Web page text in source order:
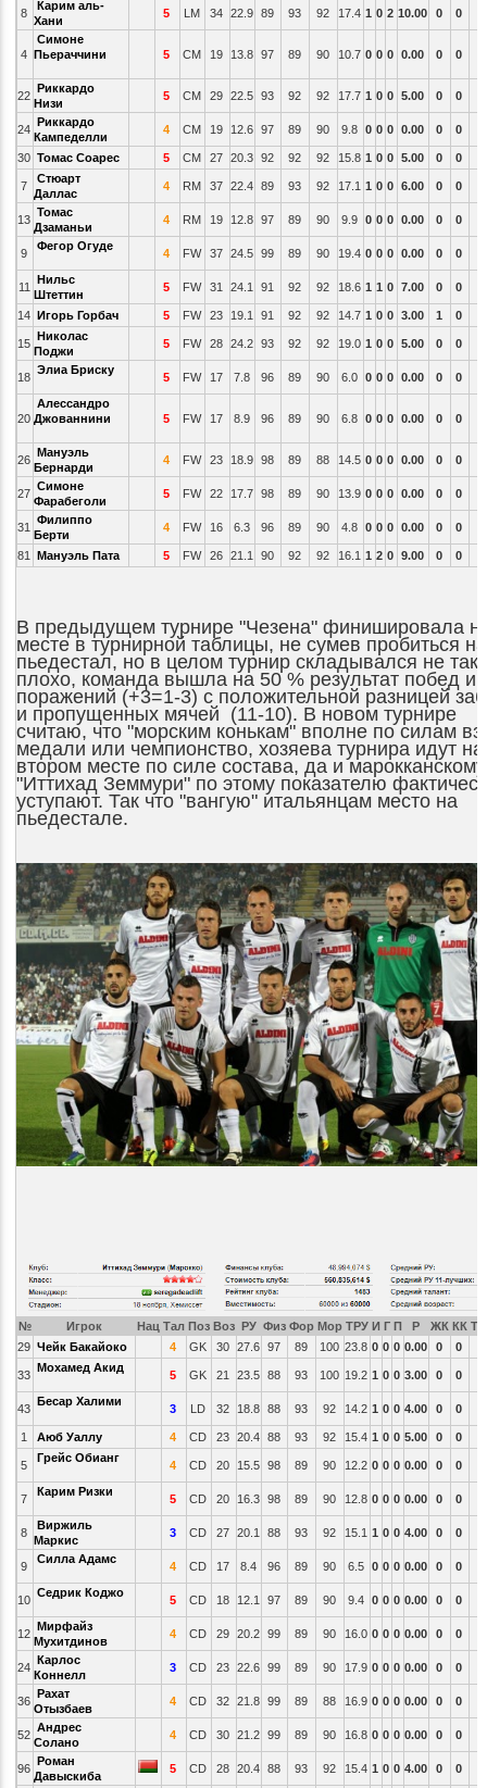
8
Карим аль-
Хани
5 LM 34 22.9 89 93 92 17.4 1 0 2 10.00 0 0
4
Симоне
Пьераччини
5 CM 19 13.8 97 89 90 10.7 0 0 0 0.00 0 0
22
Риккардо
Низи
5 CM 29 22.5 93 92 92 17.7 1 0 0 5.00 0 0
24
Риккардо
Кампеделли
4 CM 19 12.6 97 89 90 9.8 0 0 0 0.00 0 0
30 Томас Соарес 5 CM 27 20.3 92 92 92 15.8 1 0 0 5.00 0 0
7
Стюарт
Даллас
4 RM 37 22.4 89 93 92 17.1 1 0 0 6.00 0 0
13
Томас
Дзаманьи
4 RM 19 12.8 97 89 90 9.9 0 0 0 0.00 0 0
9
Фегор Огуде
4 FW 37 24.5 99 89 90 19.4 0 0 0 0.00 0 0
11
Нильс
Штеттин
5 FW 31 24.1 91 92 92 18.6 1 1 0 7.00 0 0
14 Игорь Горбач 5 FW 23 19.1 91 92 92 14.7 1 0 0 3.00 1 0
15
Николас
Поджи
5 FW 28 24.2 93 92 92 19.0 1 0 0 5.00 0 0
18
Элиа Бриску
5 FW 17 7.8 96 89 90 6.0 0 0 0 0.00 0 0
20
Алессандро
Джованнини
5 FW 17 8.9 96 89 90 6.8 0 0 0 0.00 0 0
26
Мануэль
Бернарди
4 FW 23 18.9 98 89 88 14.5 0 0 0 0.00 0 0
27
Симоне
Фарабеголи
5 FW 22 17.7 98 89 90 13.9 0 0 0 0.00 0 0
31
Филиппо
Берти
4 FW 16 6.3 96 89 90 4.8 0 0 0 0.00 0 0
81 Мануэль Пата 5 FW 26 21.1 90 92 92 16.1 1 2 0 9.00 0 0
В предыдущем турнире "Чезена" финишировала
месте в турнирной таблицы, не сумев пробиться на
пьедестал, но в целом турнир складывался не так
плохо, команда вышла на 50 % результат побед и
поражений (+3=1-3) с положительной разницей
и пропущенных мячей (11-10). В новом турнире
считаю, что "морским конькам" вполне по силам
медали или чемпионство, хозяева турнира идут на
втором месте по силе состава, да и марокканскому
"Иттихад Земмури" по этому показателю
уступают. Так что "вангую" итальянцам место на
пьедестале.
№ Игрок Нац Тал Поз Воз РУ Физ Фор Мор ТРУ И Г П Р ЖК КК ТС
29 Чейк Бакайоко 4 GK 30 27.6 97 89 100 23.8 0 0 0 0.00 0 0
33
Мохамед Акид
5 GK 21 23.5 88 93 100 19.2 1 0 0 3.00 0 0
43
Бесар Халими
3 LD 32 18.8 88 93 92 14.2 1 0 0 4.00 0 0
1 Аюб Уаллу 4 CD 23 20.4 88 93 92 15.4 1 0 0 5.00 0 0
5
Грейс Обианг
4 CD 20 15.5 98 89 90 12.2 0 0 0 0.00 0 0
7
Карим Ризки
5 CD 20 16.3 98 89 90 12.8 0 0 0 0.00 0 0
8
Виржиль
Маркис
3 CD 27 20.1 88 93 92 15.1 1 0 0 4.00 0 0
9
Силла Адамс
4 CD 17 8.4 96 89 90 6.5 0 0 0 0.00 0 0
10
Седрик Коджо
5 CD 18 12.1 97 89 90 9.4 0 0 0 0.00 0 0
12
Мирфайз
Мухитдинов
4 CD 29 20.2 99 89 90 16.0 0 0 0 0.00 0 0
24
Карлос
Коннелл
3 CD 23 22.6 99 89 90 17.9 0 0 0 0.00 0 0
36
Рахат
Отызбаев
4 CD 32 21.8 99 89 88 16.9 0 0 0 0.00 0 0
52
Андрес
Солано
4 CD 30 21.2 99 89 90 16.8 0 0 0 0.00 0 0
96
Роман
Давыскиба
5 CD 28 20.4 88 93 92 15.4 1 0 0 4.00 0 0